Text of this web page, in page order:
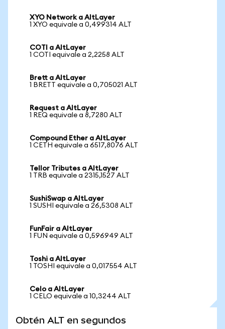
XYO Network a AltLayer
1 XYO equivale a 0,499314 ALT
COTI a AltLayer
1 COTI equivale a 2,2258 ALT
Brett a AltLayer
1 BRETT equivale a 0,705021 ALT
Request a AltLayer
1 REQ equivale a 8,7280 ALT
Compound Ether a AltLayer
1 CETH equivale a 6517,8076 ALT
Tellor Tributes a AltLayer
1 TRB equivale a 2315,1527 ALT
SushiSwap a AltLayer
1 SUSHI equivale a 26,5308 ALT
FunFair a AltLayer
1 FUN equivale a 0,596949 ALT
Toshi a AltLayer
1 TOSHI equivale a 0,017554 ALT
Celo a AltLayer
1 CELO equivale a 10,3244 ALT
Obtén ALT en segundos